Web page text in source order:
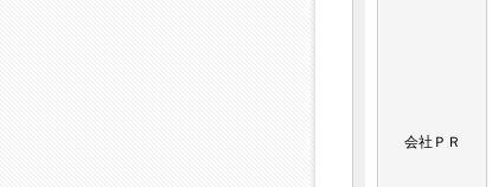
会社ＰＲ